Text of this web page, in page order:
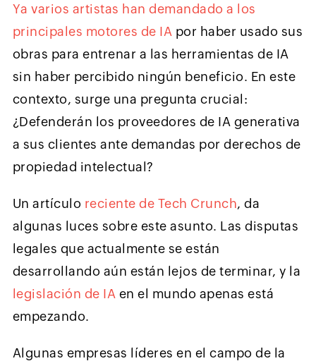
Ya varios artistas han demandado a los
principales motores de IA por haber usado sus
obras para entrenar a las herramientas de IA
sin haber percibido ningún beneficio. En este
contexto, surge una pregunta crucial:
¿Defenderán los proveedores de IA generativa
a sus clientes ante demandas por derechos de
propiedad intelectual?
Un artículo reciente de Tech Crunch, da
algunas luces sobre este asunto. Las disputas
legales que actualmente se están
desarrollando aún están lejos de terminar, y la
legislación de IA en el mundo apenas está
empezando.
Algunas empresas líderes en el campo de la